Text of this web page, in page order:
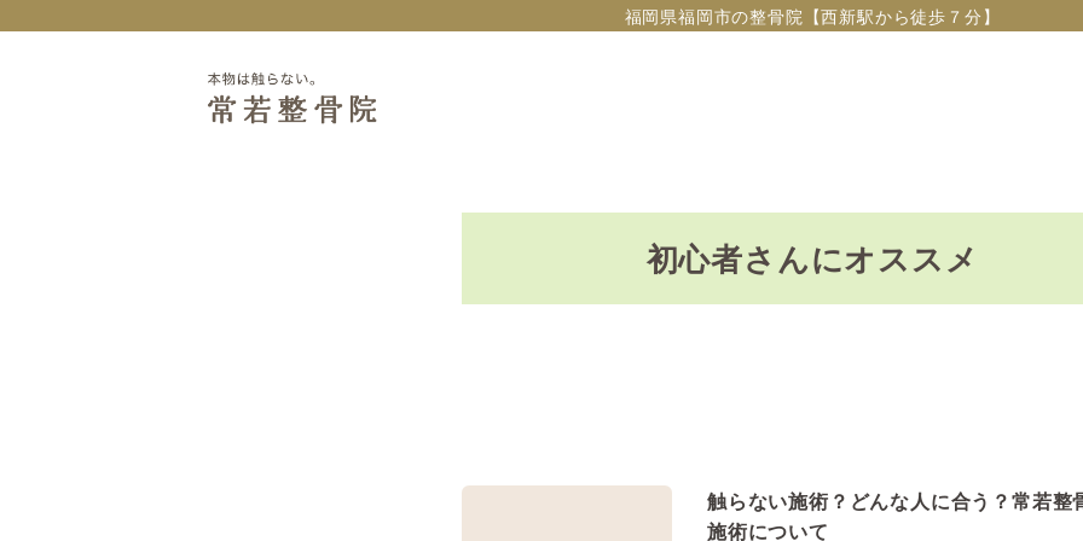
福岡県福岡市の整骨院【西新駅から徒歩７分】
初心者さんにオススメ
触らない施術？どんな人に合う？常若整
施術について